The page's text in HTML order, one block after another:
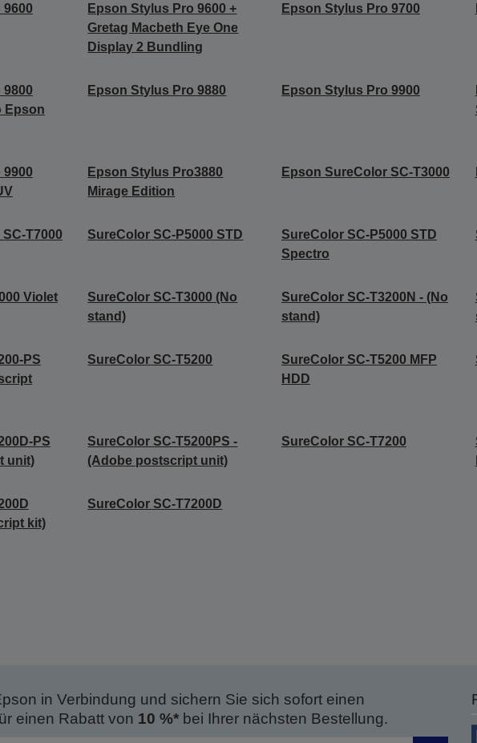
Epson Stylus Pro 9600 +
Gretag Macbeth Eye One
Display 2 Bundling
Epson Stylus Pro 9700
Epson
Epson Stylus Pro 9880 Epson Stylus Pro 9900
Epson Stylus Pro3880
Mirage Edition
Epson SureColor SC-T3000
T7000 SureColor SC-P5000 STD
SureColor SC-P5000 STD
Spectro
Violet
SureColor SC-T3000 (No
stand)
SureColor SC-T3200N - (No
stand)
PS
SureColor SC-T5200
SureColor SC-T5200 MFP
HDD
PS
unit)
SureColor SC-T5200PS -
(Adobe postscript unit)
SureColor SC-T7200
kit)
SureColor SC-T7200D
in Verbindung und sichern Sie sich sofort einen
einen Rabatt von 10 %*bei Ihrer nächsten Bestellung.